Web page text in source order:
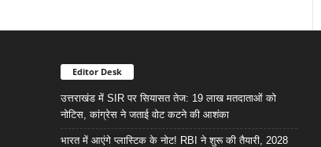
Editor Desk
उत्तराखंड में SIR पर सियासत तेज: 19 लाख मतदाताओं को
नोटिस, कांग्रेस ने जताई वोट कटने की आशंका
भारत में आएंगे प्लास्टिक के नोट! RBI ने शुरू की तैयारी, 2028